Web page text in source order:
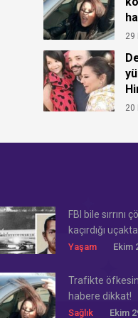
29
20
FBI bile sırrını
kaçırdığı
kayboldu!
Yaşam Ekim
Trafikte
habere dikkat!
Sağlık Ekim